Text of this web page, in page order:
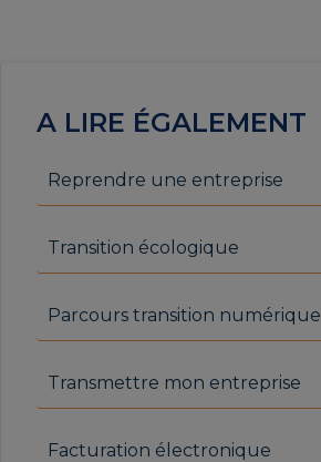
A LIRE ÉGALEMENT
Reprendre une entreprise
Transition écologique
Parcours transition numérique
Transmettre mon entreprise
Facturation électronique